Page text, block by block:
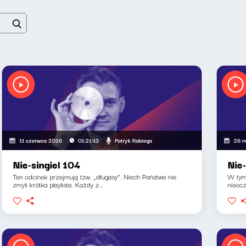
11 czerwca 2026 01:21:13 Patryk Rabiega
Nie-singiel 104
Ten odcinek przejmują tzw. „długasy”. Niech Państwa nie
zmyli krótka playlista. Każdy z...
28
W